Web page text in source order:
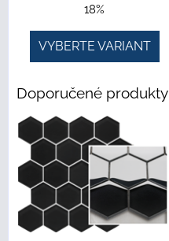
18%
VYBERTE VARIANT
Doporučené produkty